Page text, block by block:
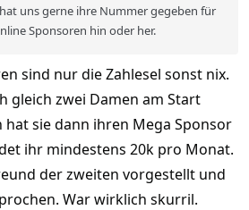
uns gerne ihre Nummer gegeben für
Sponsoren hin oder her.
sind nur die Zahlesel sonst nix.
gleich zwei Damen am Start
sie dann ihren Mega Sponsor
ihr mindestens 20k pro Monat.
der zweiten vorgestellt und
War wirklich skurril.